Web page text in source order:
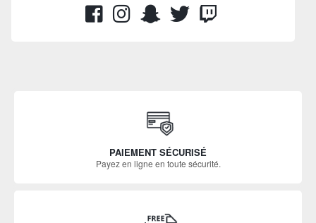
PAIEMENT SÉCURISÉ
Payez en ligne en toute sécurité.